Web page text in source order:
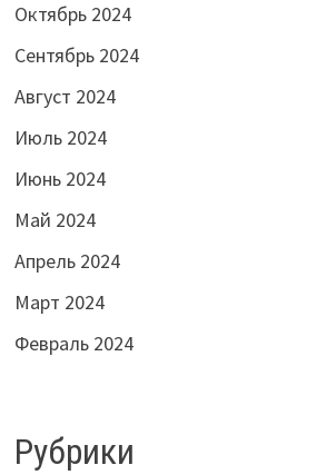
Октябрь 2024
Сентябрь 2024
Август 2024
Июль 2024
Июнь 2024
Май 2024
Апрель 2024
Март 2024
Февраль 2024
Рубрики